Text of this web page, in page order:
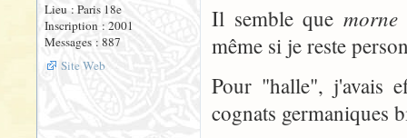
Lieu : Paris 18e
Inscription : 2001
Messages : 887
Site Web
Il semble que morne
même si je reste
Pour "halle", j'avais
cognats germaniques